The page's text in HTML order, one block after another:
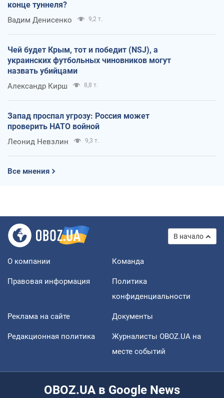
конце туннеля?
Вадим Денисенко 9,2 т.
Чей будет Крым, тот и победит (NSJ), а
украинских футбольных чиновников могут
назвать убийцами
Александр Кирш 8,8 т.
Запад проспал угрозу: Россия может
проверить НАТО войной
Леонид Невзлин 9,3 т.
Все мнения
В начало
О компании Команда
Правовая информация
Политика
конфиденциальности
Реклама на сайте Документы
Редакционная политика
Журналисты OBOZ.UA на
месте событий
OBOZ.UA в Google News